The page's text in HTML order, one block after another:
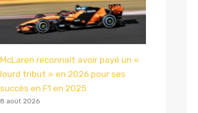
McLaren reconnaît avoir payé un «
lourd tribut » en 2026 pour ses
succès en F1 en 2025
8 août 2026